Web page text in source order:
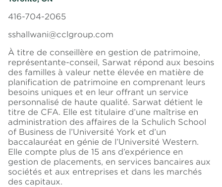
416-704-2065
sshallwani@cclgroup.com
À titre de conseillère en gestion de patrimoine,
représentante-conseil, Sarwat répond aux besoins
des familles à valeur nette élevée en matière de
planification de patrimoine en comprenant leurs
besoins uniques et en leur offrant un service
personnalisé de haute qualité. Sarwat détient le
titre de CFA. Elle est titulaire d’une maîtrise en
administration des affaires de la Schulich School
of Business de l’Université York et d’un
baccalauréat en génie de l’Université Western.
Elle compte plus de 15 ans d’expérience en
gestion de placements, en services bancaires aux
sociétés et aux entreprises et dans les marchés
des capitaux.